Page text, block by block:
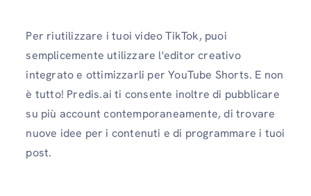
Per riutilizzare i tuoi video TikTok, puoi
semplicemente utilizzare l'editor creativo
integrato e ottimizzarli per YouTube Shorts. E non
è tutto! Predis.ai ti consente inoltre di pubblicare
su più account contemporaneamente, di trovare
nuove idee per i contenuti e di programmare i tuoi
post.